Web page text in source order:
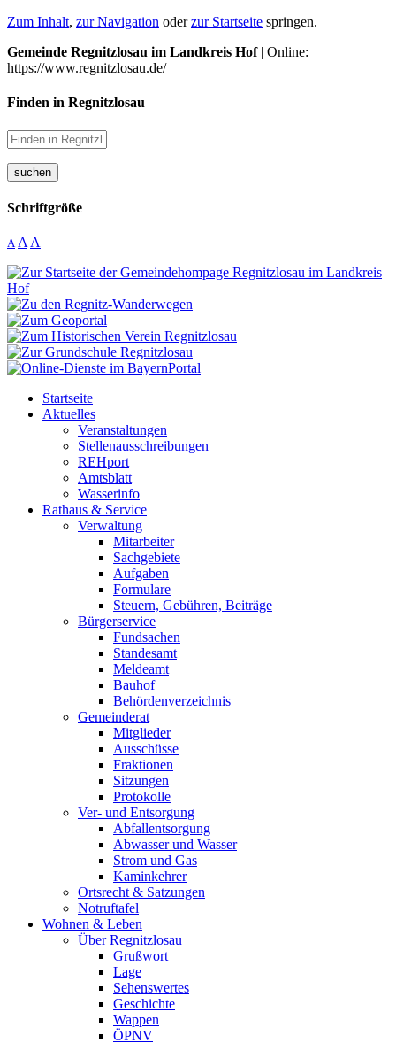
Zum Inhalt, zur Navigation oderzur Startseite springen.
Gemeinde Regnitzlosau im Landkreis Hof| Online:
https://www.regnitzlosau.de/
Finden in Regnitzlosau
suchen
Schriftgröße
A A A
Startseite
Aktuelles
Veranstaltungen
Stellenausschreibungen
REHport
Amtsblatt
Wasserinfo
Rathaus & Service
Verwaltung
Mitarbeiter
Sachgebiete
Aufgaben
Formulare
Steuern, Gebühren, Beiträge
Bürgerservice
Fundsachen
Standesamt
Meldeamt
Bauhof
Behördenverzeichnis
Gemeinderat
Mitglieder
Ausschüsse
Fraktionen
Sitzungen
Protokolle
Ver- und Entsorgung
Abfallentsorgung
Abwasser und Wasser
Strom und Gas
Kaminkehrer
Ortsrecht & Satzungen
Notruftafel
Wohnen & Leben
Über Regnitzlosau
Grußwort
Lage
Sehenswertes
Geschichte
Wappen
ÖPNV